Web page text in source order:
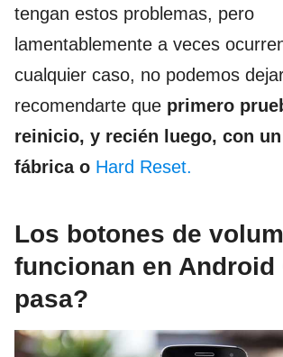
tengan estos problemas, pero
lamentablemente a veces
cualquier caso, no podemos
recomendarte que primero
reinicio, y recién luego, con
fábrica o Hard Reset.
Los botones de
funcionan en Android
pasa?